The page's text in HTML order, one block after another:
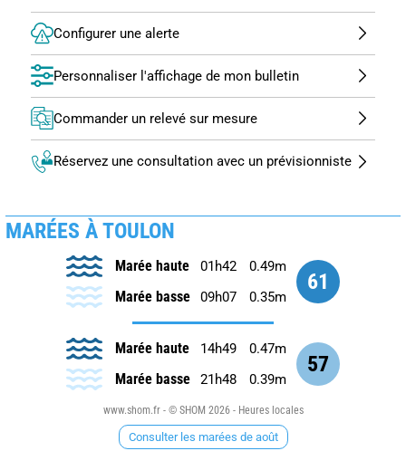
Configurer une alerte
Personnaliser l'affichage de mon bulletin
Commander un relevé sur mesure
Réservez une consultation avec un prévisionniste
MARÉES À TOULON
61
Marée haute 01h42 0.49m
Marée basse 09h07 0.35m
57
Marée haute 14h49 0.47m
Marée basse 21h48 0.39m
www.shom.fr - © SHOM 2026 - Heures locales
Consulter les marées de août